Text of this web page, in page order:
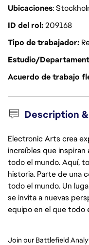
Ubicaciones:
ID del rol209168
Tipo de trabajador
Estudio/
Acuerdo de trabajo
Description
Electronic Arts crea
increíbles que
todo el mundo. Aquí,
historia. Parte de una
todo el mundo. Un
se invita a nuevas
equipo en el que todo
Join our Battlefield